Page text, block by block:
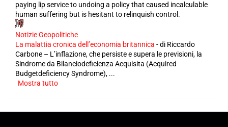
paying lip service to undoing a policy that caused incalculable
human suffering but is hesitant to relinquish control.
Notizie Geopolitiche
La malattia cronica dell’economia britannica -di Riccardo
Carbone – L’inflazione, che persiste e supera le previsioni, la
Sindrome da Bilanciodeficienza Acquisita (Acquired
Budgetdeficiency Syndrome), ...
Mostra tutto